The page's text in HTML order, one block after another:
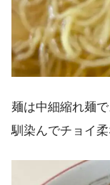
麺は中細縮れ麺
馴染んでチョイ